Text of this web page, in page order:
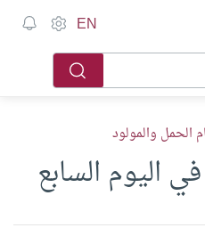
EN
الحمل والمولود
اليوم السابع